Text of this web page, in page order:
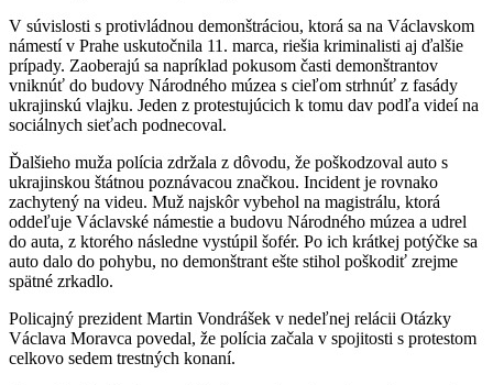
V súvislosti s protivládnou demonštráciou, ktorá sa na Václavskom
námestí v Prahe uskutočnila 11. marca, riešia kriminalisti aj ďalšie
prípady. Zaoberajú sa napríklad pokusom časti demonštrantov
vniknúť do budovy Národného múzea s cieľom strhnúť z fasády
ukrajinskú vlajku. Jeden z protestujúcich k tomu dav podľa videí na
sociálnych sieťach podnecoval.
Ďalšieho muža polícia zdržala z dôvodu, že poškodzoval auto s
ukrajinskou štátnou poznávacou značkou. Incident je rovnako
zachytený na videu. Muž najskôr vybehol na magistrálu, ktorá
oddeľuje Václavské námestie a budovu Národného múzea a udrel
do auta, z ktorého následne vystúpil šofér. Po ich krátkej potýčke sa
auto dalo do pohybu, no demonštrant ešte stihol poškodiť zrejme
spätné zrkadlo.
Policajný prezident Martin Vondrášek v nedeľnej relácii Otázky
Václava Moravca povedal, že polícia začala v spojitosti s protestom
celkovo sedem trestných konaní.